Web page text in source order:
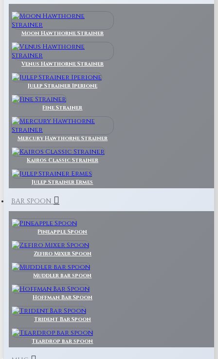
Moon Hawthorne Strainer
Venus Hawthorne Strainer
Julep Strainer Iperione
Fine Strainer
Mercury Hawthorne Strainer
Kairos Classic Strainer
Julep Strainer Ermes
BAR SPOON
Pineapple Spoon
Zefiro Mixer Spoon
Muddler bar spoon
Hoffman Bar Spoon
Trident Bar Spoon
Teardrop bar spoon